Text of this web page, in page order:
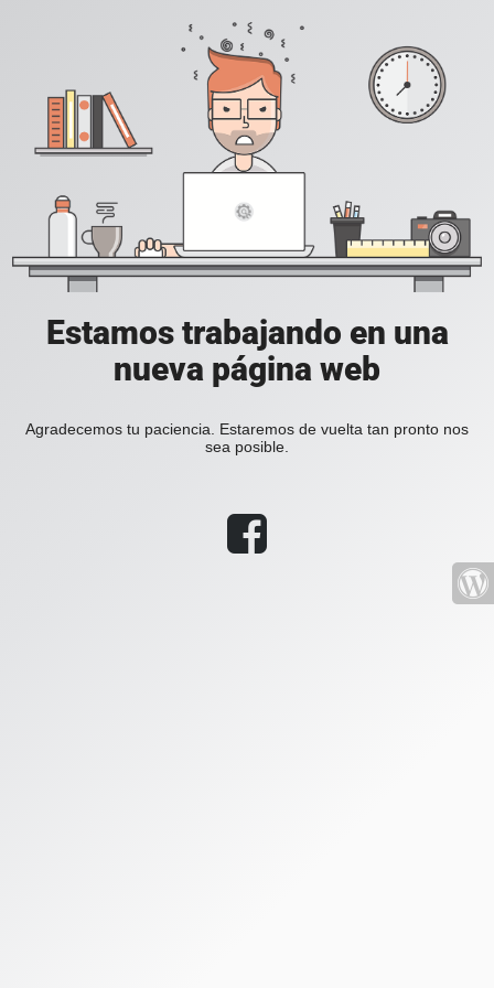
Estamos trabajando en una
nueva página web
Agradecemos tu paciencia. Estaremos de vuelta tan pronto nos
sea posible.